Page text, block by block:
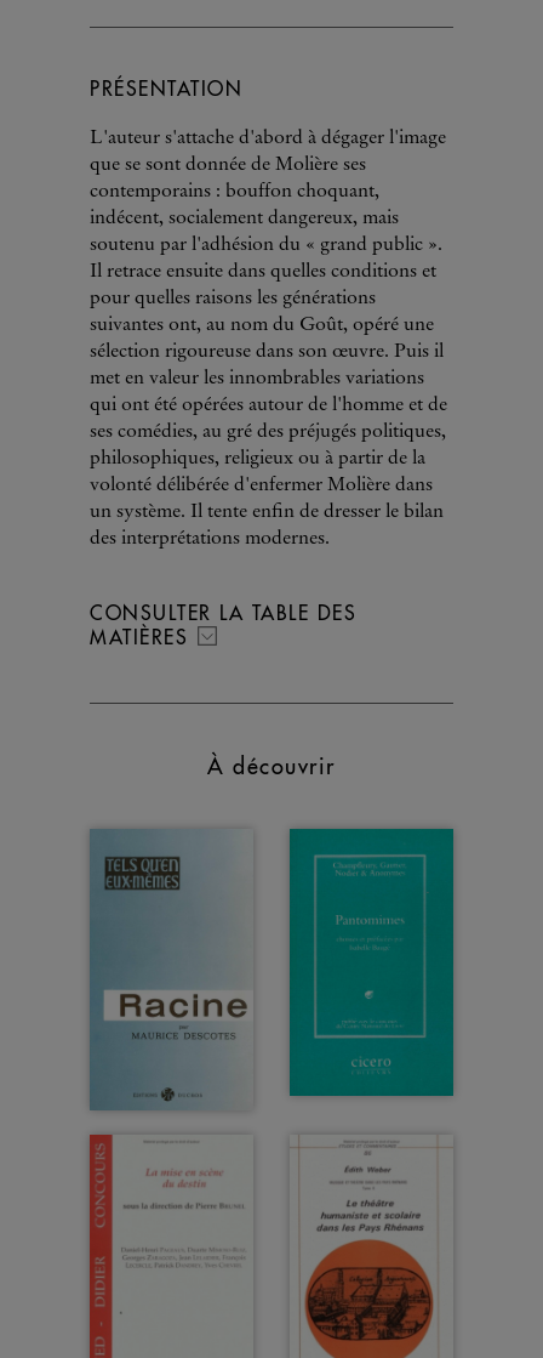
PRÉSENTATION
L'auteur s'attache d'abord à dégager l'image
que se sont donnée de Molière ses
contemporains : bouffon choquant,
indécent, socialement dangereux, mais
soutenu par l'adhésion du « grand public ».
Il retrace ensuite dans quelles conditions et
pour quelles raisons les générations
suivantes ont, au nom du Goût, opéré une
sélection rigoureuse dans son œuvre. Puis il
met en valeur les innombrables variations
qui ont été opérées autour de l'homme et de
ses comédies, au gré des préjugés politiques,
philosophiques, religieux ou à partir de la
volonté délibérée d'enfermer Molière dans
un système. Il tente enfin de dresser le bilan
des interprétations modernes.
CONSULTER LA TABLE DES
MATIÈRES
À découvrir